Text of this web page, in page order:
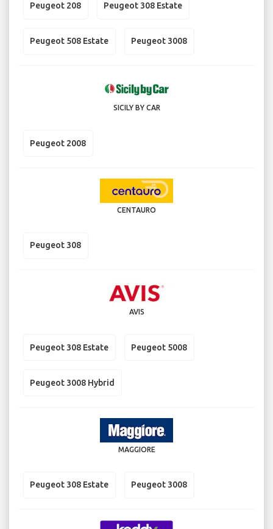
Peugeot 208 Peugeot 308 Estate
Peugeot 508 Estate Peugeot 3008
SICILY BY CAR
Peugeot 2008
CENTAURO
Peugeot 308
AVIS
Peugeot 308 Estate Peugeot 5008
Peugeot 3008 Hybrid
MAGGIORE
Peugeot 308 Estate Peugeot 3008